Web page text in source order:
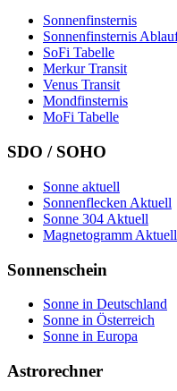
Sonnenfinsternis
Sonnenfinsternis
SoFi Tabelle
Merkur Transit
Venus Transit
Mondfinsternis
MoFi Tabelle
SDO / SOHO
Sonne aktuell
Sonnenflecken Aktuell
Sonne 304 Aktuell
Magnetogramm Aktuell
Sonnenschein
Sonne in Deutschland
Sonne in Österreich
Sonne in Europa
Astrorechner